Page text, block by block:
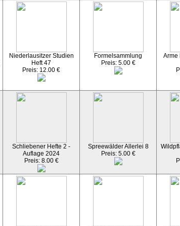
Niederlausitzer Studien
Heft 47
Preis: 12.00 €
Formelsammlung
Preis: 5.00 €
Arme
Schliebener Hefte 2 -
Auflage 2024
Preis: 8.00 €
Spreewälder Allerlei 8
Preis: 5.00 €